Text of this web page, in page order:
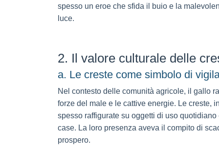
spesso un eroe che sfida il buio e la
luce.
2. Il valore culturale delle
a. Le creste come simbolo di
Nel contesto delle comunità agricole, il gallo
forze del male e le cattive energie. Le creste,
spesso raffigurate su oggetti di uso
case. La loro presenza aveva il compito di
prospero.